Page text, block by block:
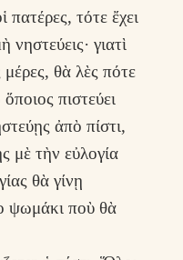
πατέρες, τότε ἔχει
γιατὶ
μέρες, θὰ λὲς πότε
πιστεύει
ἀπὸ πίστι,
μὲ τὴν εὐλογία
θὰ γίνῃ
ψωμάκι ποὺ θὰ